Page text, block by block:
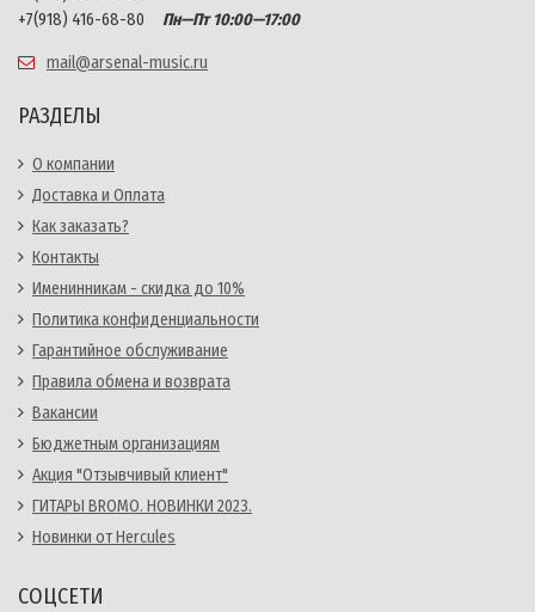
+7(918) 416-68-80
Пн—Пт 10:00—17:00
mail@arsenal-music.ru
РАЗДЕЛЫ
О компании
Доставка и Оплата
Как заказать?
Контакты
Именинникам - скидка до 10%
Политика конфиденциальности
Гарантийное обслуживание
Правила обмена и возврата
Вакансии
Бюджетным организациям
Акция "Отзывчивый клиент"
ГИТАРЫ BROMO. НОВИНКИ 2023.
Новинки от Hercules
СОЦСЕТИ